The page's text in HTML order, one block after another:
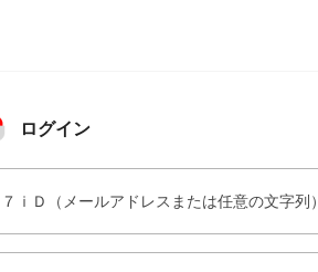
ログイン
７ｉＤ（メールアドレスまたは任意の文字列）